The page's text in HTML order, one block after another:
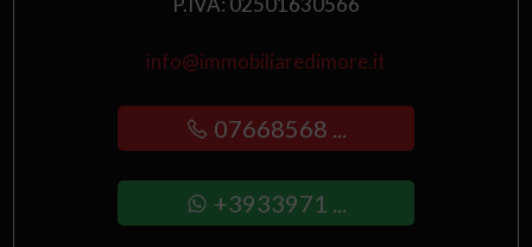
info@immobiliaredimore.it
07668568 ...
+3933971 ...